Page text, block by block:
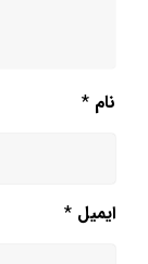
نام *
ایمیل *